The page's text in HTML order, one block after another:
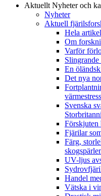
Aktuellt Nyheter och
Nyheter
Aktuell
Hela
Om
Varför
Slingrande
En
Det nya
Svenska
Förskjuten
Fjärilar
Färg,
UV-ljus
Handel
Vätska i